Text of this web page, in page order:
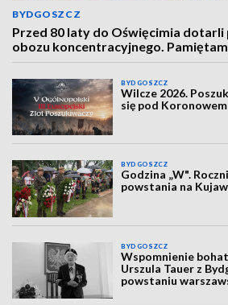
BYDGOSZCZ
Przed 80 laty do Oświęcimia
obozu koncentracyjnego.
BYDGOSZCZ
Wilcze 2026.
się pod Koronowem
BYDGOSZCZ
Godzina „W".
powstania na
BYDGOSZCZ
Wspomnienie
Urszula Tauer z
powstaniu